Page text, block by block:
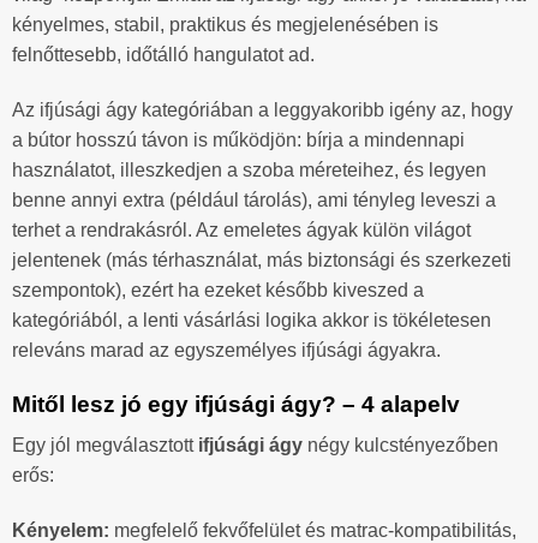
kényelmes, stabil, praktikus és megjelenésében is
felnőttesebb, időtálló hangulatot ad.
Az ifjúsági ágy kategóriában a leggyakoribb igény az, hogy
a bútor hosszú távon is működjön: bírja a mindennapi
használatot, illeszkedjen a szoba méreteihez, és legyen
benne annyi extra (például tárolás), ami tényleg leveszi a
terhet a rendrakásról. Az emeletes ágyak külön világot
jelentenek (más térhasználat, más biztonsági és szerkezeti
szempontok), ezért ha ezeket később kiveszed a
kategóriából, a lenti vásárlási logika akkor is tökéletesen
releváns marad az egyszemélyes ifjúsági ágyakra.
Mitől lesz jó egy ifjúsági ágy? – 4 alapelv
Egy jól megválasztott ifjúsági ágy négy kulcstényezőben
erős:
Kényelem: megfelelő fekvőfelület és matrac-kompatibilitás,